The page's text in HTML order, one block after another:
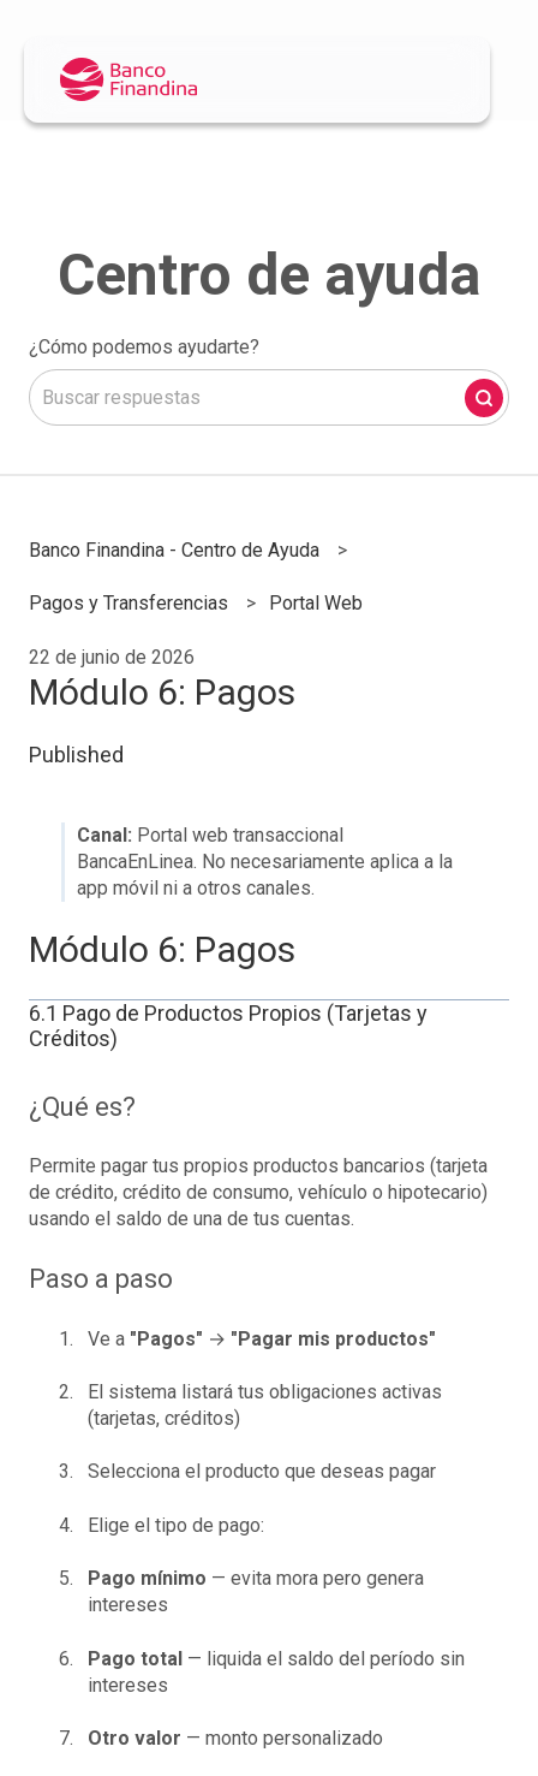
¿Cómo podemos ayudarte?
Banco Finandina - Centro de Ayuda
Pagos y Transferencias Portal Web
22 de junio de 2026
Módulo 6: Pagos
Published
Canal: Portal web transaccional
BancaEnLinea. No necesariamente aplica a la
app móvil ni a otros canales.
Módulo 6: Pagos
6.1 Pago de Productos Propios (Tarjetas y
Créditos)
¿Qué es?
Permite pagar tus propios productos bancarios (tarjeta
de crédito, crédito de consumo, vehículo o hipotecario)
usando el saldo de una de tus cuentas.
Paso a paso
Ve a "Pagos" → "Pagar mis productos"
El sistema listará tus obligaciones activas
(tarjetas, créditos)
Selecciona el producto que deseas pagar
Elige el tipo de pago:
Pago mínimo — evita mora pero genera
intereses
Pago total — liquida el saldo del período sin
intereses
Otro valor — monto personalizado